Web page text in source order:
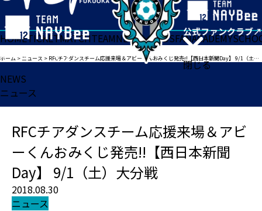
閉じる
HOMETICKETMATCHTEAMNEWSGOODSFANACADEMY
ホーム >ニュース > RFCチアダンスチーム応援来場＆アビーくんおみくじ発売!!【西日本新聞Day】 9/1（土）大分戦
NEWS
ニュース
RFCチアダンスチーム応援来場＆アビ
ーくんおみくじ発売!!【西日本新聞
Day】 9/1（土）大分戦
2018.08.30
ニュース